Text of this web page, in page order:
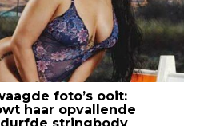
foto’s ooit:
haar opvallende